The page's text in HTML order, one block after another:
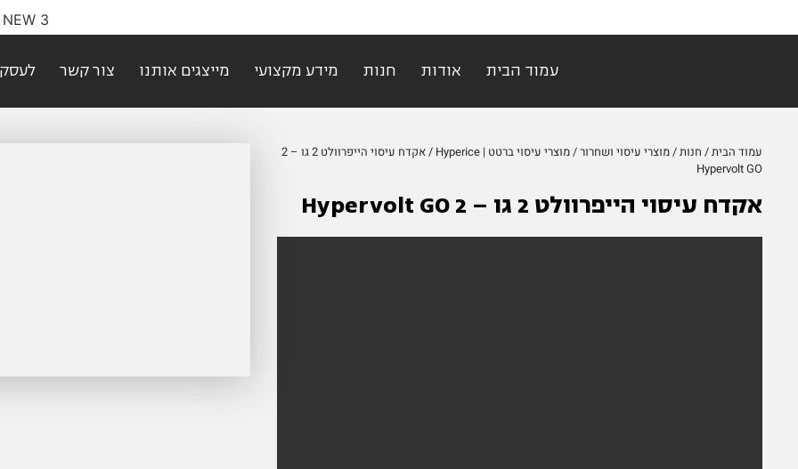
עמוד הבית אודות חנות מידע מקצועי מייצגים אותנו צור קשר
עמוד הבית/ חנות/מוצרי עיסוי ושחרור/מוצרי עיסוי ברטט | Hyperice
/ אקדח עיסוי הייפרוולט 2 גו – 2
Hypervolt GO
אקדח עיסוי הייפרוולט 2 גו – 2 Hypervolt GO